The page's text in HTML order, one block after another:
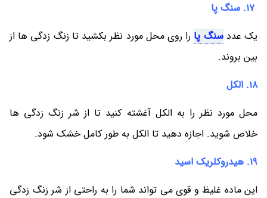
17. سنگ پا
یک عددسنگ پا را روی محل مورد نظر بکشید تا زنگ زدگی ها از
بین بروند.
18. الکل
محل مورد نظر را به الکل آغشته کنید تا از شر زنگ زدگی ها
خلاص شوید. اجازه دهید تا الکل به طور کامل خشک شود.
19. هیدروکلریک اسید
این ماده غلیظ و قوی می تواند شما را به راحتی از شر زنگ زدگی